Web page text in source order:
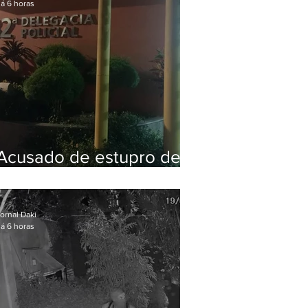
de estupro de
6 horas
Daki
6 horas